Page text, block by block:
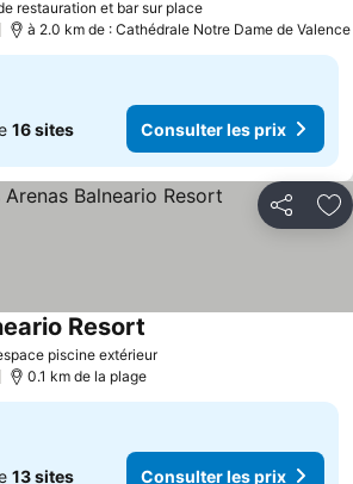
restauration et bar sur place
à 2.0 km de : Cathédrale Notre Dame de Valence
16 sites Consulter les prix
Partager
piscine extérieur
Resort
0.1 km de la plage
13 sites Consulter les prix